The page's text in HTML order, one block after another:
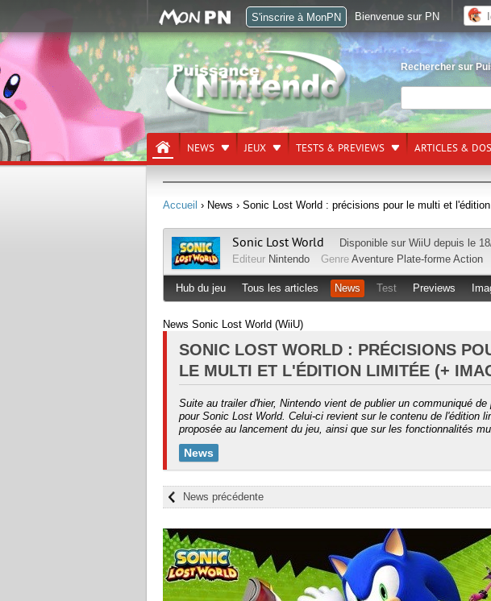
Rechercher sur
NEWS JEUX TESTS & PREVIEWS ARTICLES &
Accueil › News › Sonic Lost World : précisions pour le multi et
Sonic Lost World Disponible sur WiiU depuis le
Editeur Nintendo Genre Aventure Plate-forme Action
Hub du jeu Tous les articles News Test Previews
News Sonic Lost World (WiiU)
SONIC LOST WORLD : PRÉCISIONS
LE MULTI ET L'ÉDITION LIMITÉE (+
Suite au trailer d'hier, Nintendo vient de publier un communiqué de
pour Sonic Lost World. Celui-ci revient sur le contenu de l'édition
proposée au lancement du jeu, ainsi que sur les fonctionnalités
News
News précédente
S'inscrire à MonPN Bienvenue sur PN